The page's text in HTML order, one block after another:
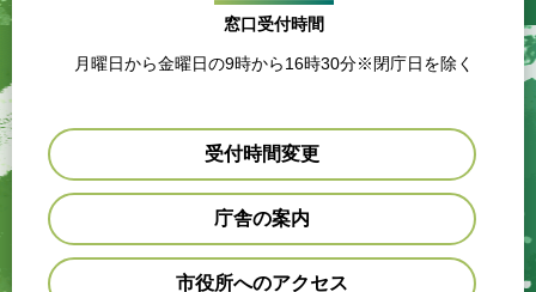
窓口受付時間
月曜日から金曜日の9時から16時30分※閉庁日を除く
受付時間変更
庁舎の案内
市役所へのアクセス